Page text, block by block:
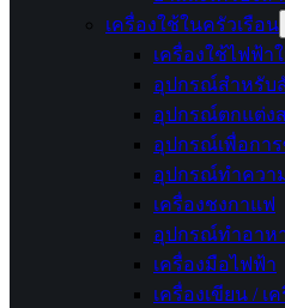
เครื่องใช้ในครัวเรือน
เครื่องใช้ไฟฟ้า
อุปกรณ์สำหรับสั
อุปกรณ์ตกแต่ง
อุปกรณ์เพื่อกา
อุปกรณ์ทำควา
เครื่องชงกาแฟ
อุปกรณ์ทำอาห
เครื่องมือไฟฟ้า
เครื่องเขียน / เ